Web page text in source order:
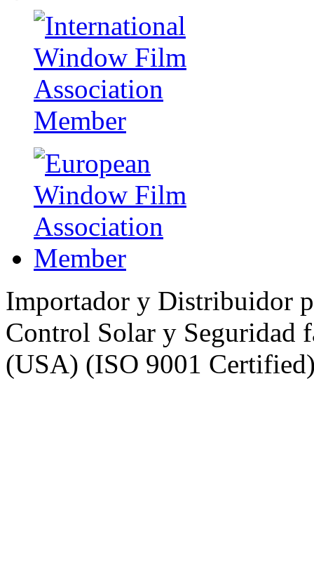
Importador y Distribuidor
Control Solar y Seguridad
(USA) (ISO 9001